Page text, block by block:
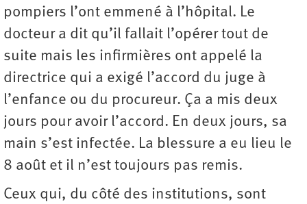
pompiers l’ont emmené à l’hôpital. Le
docteur a dit qu’il fallait l’opérer tout de
suite mais les infirmières ont appelé la
directrice qui a exigé l’accord du juge à
l’enfance ou du procureur. Ça a mis deux
jours pour avoir l’accord. En deux jours, sa
main s’est infectée. La blessure a eu lieu le
8 août et il n’est toujours pas remis.
Ceux qui, du côté des institutions, sont